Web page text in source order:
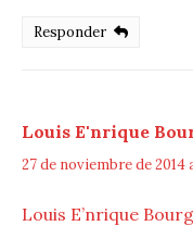
Responder
Louis E'nrique
27 de noviembre de 2014
Louis E’nrique